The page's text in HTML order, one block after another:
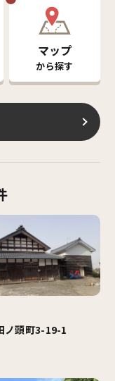
マップ
から探す
ノ頭町3-19-1